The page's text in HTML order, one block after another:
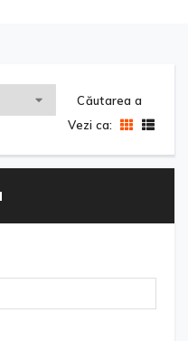
Căutarea a
Vezi ca: